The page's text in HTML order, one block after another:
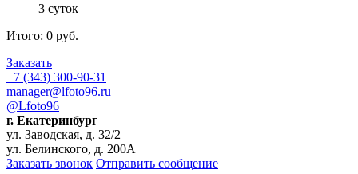
3 суток
Итого: 0 руб.
Заказать
+7 (343) 300-90-31
manager@lfoto96.ru
@Lfoto96
г. Екатеринбург
ул. Заводская, д. 32/2
ул. Белинского, д. 200А
Заказать звонок Отправить сообщение